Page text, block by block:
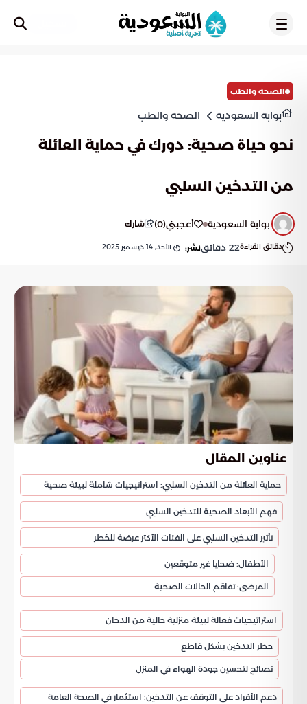
الصحة والطب
بوابة السعودية الصحة والطب
نحو حياة صحية: دورك في حماية العائلة
من التدخين السلبي
بوابة السعودية أعجبني(
0
) شارك
دقائق القراءة22 دقائقنشر: الأحد, 14 ديسمبر 2025
عناوين المقال
حماية العائلة من التدخين السلبي: استراتيجيات شاملة لبيئة صحية
فهم الأبعاد الصحية للتدخين السلبي
تأثير التدخين السلبي على الفئات الأكثر عرضة للخطر
الأطفال: ضحايا غير متوقعين
المرضى: تفاقم الحالات الصحية
استراتيجيات فعالة لبيئة منزلية خالية من الدخان
حظر التدخين بشكل قاطع
نصائح لتحسين جودة الهواء في المنزل
دعم الأفراد على التوقف عن التدخين: استثمار في الصحة العامة